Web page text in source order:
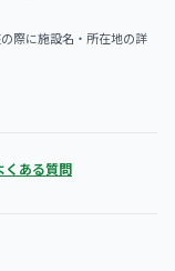
際に施設名・所在地の詳
くある質問